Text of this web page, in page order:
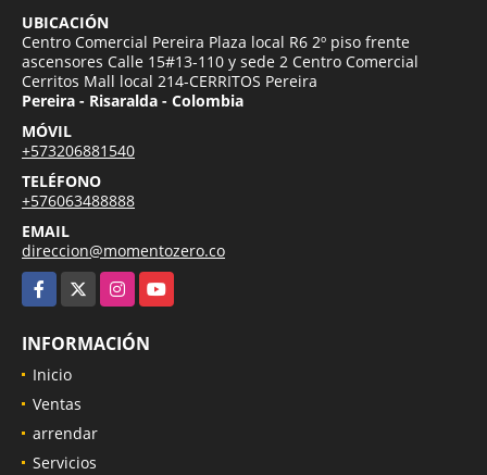
UBICACIÓN
Centro Comercial Pereira Plaza local R6 2º piso frente
ascensores Calle 15#13-110 y sede 2 Centro Comercial
Cerritos Mall local 214-CERRITOS Pereira
Pereira - Risaralda - Colombia
MÓVIL
+573206881540
TELÉFONO
+576063488888
EMAIL
direccion@momentozero.co
Facebook
InstagramYouTube
INFORMACIÓN
Inicio
Ventas
arrendar
Servicios